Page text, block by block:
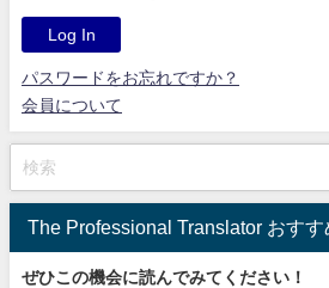
パスワードをお忘れですか？
会員について
The Professional Translator おすす
ぜひこの機会に読んでみてください！